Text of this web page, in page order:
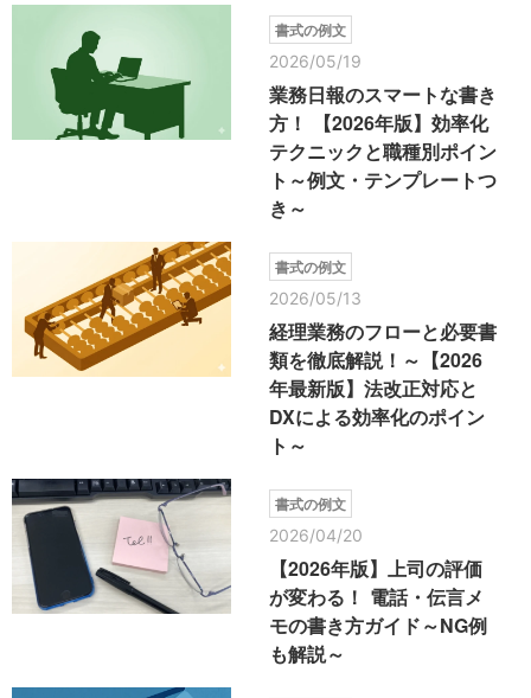
書式の例文
2026/05/19
業務日報のスマートな書き
方！ 【2026年版】効率化
テクニックと職種別ポイン
ト～例文・テンプレートつ
き～
書式の例文
2026/05/13
経理業務のフローと必要書
類を徹底解説！～【2026
年最新版】法改正対応と
DXによる効率化のポイン
ト～
書式の例文
2026/04/20
【2026年版】上司の評価
が変わる！ 電話・伝言メ
モの書き方ガイド～NG例
も解説～